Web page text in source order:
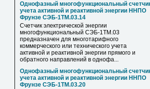
Однофазный многофункциональный
учета активной и реактивной энергии ННПО
Фрунзе СЭБ-1ТМ.03.14
Счетчик электрической энергии
многофункциональный СЭБ-1ТМ.03
предназначен для многотарифного
коммерческого или технического учета
активной и реактивной энергии прямого и
обратного направлений в однофа...
Однофазный многофункциональный
учета активной и реактивной энергии ННПО
Фрунзе СЭБ-1ТМ.03.20